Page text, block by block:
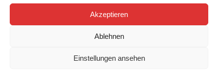
Akzeptieren
Ablehnen
Einstellungen ansehen